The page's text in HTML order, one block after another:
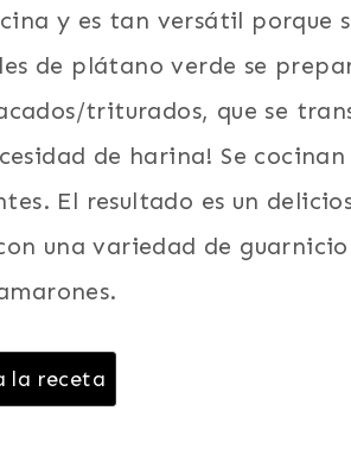
y es tan versátil porque
de plátano verde se
triturados, que se
de harina! Se cocinan
El resultado es un
una variedad de
la receta